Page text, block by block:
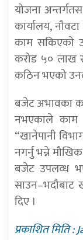
योजना
कार्यालय,
काम सकिएको
करोड ५० लाख
कठिन भएको
बजेट अभावका
नभएकाले काम
“खानेपानी
नगर्नु भन्ने
बजेट उपलव्ध
साउन–भदौबाट
दिए ।
प्रकाशित मिति